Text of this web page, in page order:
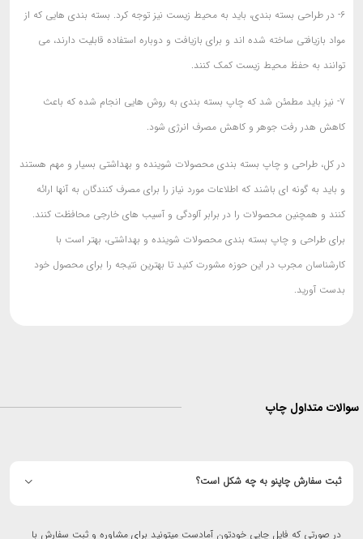
۶- در طراحی بسته بندی، باید به محیط زیست نیز توجه کرد. بسته بندی هایی که از
مواد بازیافتی ساخته شده اند و برای بازیافت و دوباره استفاده قابلیت دارند، می
توانند به حفظ محیط زیست کمک کنند.
۷- نیز باید مطمئن شد که چاپ بسته بندی به روش هایی انجام شده که باعث
کاهش هدر رفت جوهر و کاهش مصرف انرژی شود.
در کل، طراحی و چاپ بسته بندی محصولات شوینده و بهداشتی بسیار و مهم هستند
و باید به گونه ای باشند که اطلاعات مورد نیاز را برای مصرف کنندگان به آنها ارائه
کنند و همچنین محصولات را در برابر آلودگی و آسیب های خارجی محافظت کنند.
برای طراحی و چاپ بسته بندی محصولات شوینده و بهداشتی، بهتر است با
کارشناسان مجرب در این حوزه مشورت کنید تا بهترین نتیجه را برای محصول خود
بدست آورید.
متداول چاپ
ثبت سفارش چاپنو به چه شکل است؟
در صورتی که فایل چاپی خودتون آمادست میتونید برای مشاوره و ثبت سفارش با